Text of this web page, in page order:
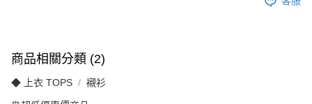
商品相關分類 (2)
◆ 上衣 TOPS 襯衫